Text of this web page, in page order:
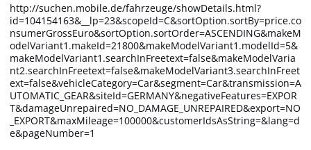
http://suchen.mobile.de/fahrzeuge/showDetails.html?
id=104154163&__lp=23&scopeId=C&sortOption.sortBy=price.co
nsumerGrossEuro&sortOption.sortOrder=ASCENDING&makeM
odelVariant1.makeId=21800&makeModelVariant1.modelId=5&
makeModelVariant1.searchInFreetext=false&makeModelVaria
nt2.searchInFreetext=false&makeModelVariant3.searchInFreet
ext=false&vehicleCategory=Car&segment=Car&transmission=A
UTOMATIC_GEAR&siteId=GERMANY&negativeFeatures=EXPOR
T&damageUnrepaired=NO_DAMAGE_UNREPAIRED&export=NO
_EXPORT&maxMileage=100000&customerIdsAsString=&lang=d
e&pageNumber=1